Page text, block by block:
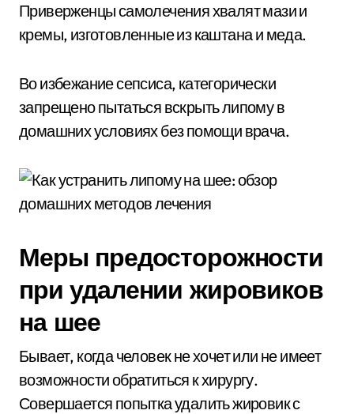
Приверженцы самолечения хвалят мази и
кремы, изготовленные из каштана и меда.
Во избежание сепсиса, категорически
запрещено пытаться вскрыть липому в
домашних условиях без помощи врача.
Меры предосторожности
при удалении жировиков
на шее
Бывает, когда человек не хочет или не имеет
возможности обратиться к хирургу.
Совершается попытка удалить жировик с